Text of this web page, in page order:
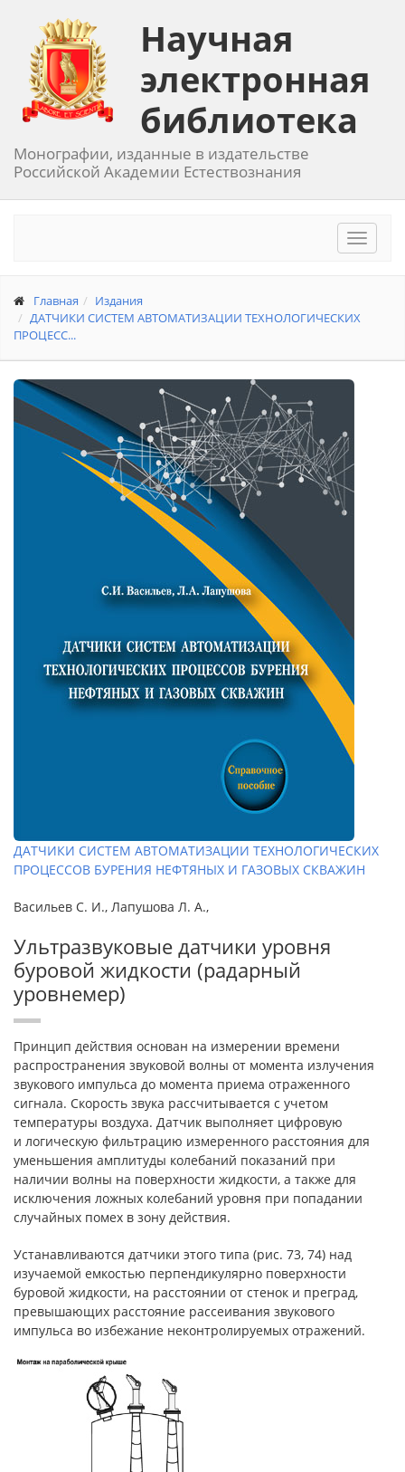
Научная
электронная
библиотека
Монографии, изданные в издательстве
Российской Академии Естествознания
Toggle
Главная
Издания
ДАТЧИКИ СИСТЕМ АВТОМАТИЗАЦИИ ТЕХНОЛОГИЧЕСКИХ
ПРОЦЕСС...
ДАТЧИКИ СИСТЕМ АВТОМАТИЗАЦИИ ТЕХНОЛОГИЧЕСКИХ
ПРОЦЕССОВ БУРЕНИЯ НЕФТЯНЫХ И ГАЗОВЫХ СКВАЖИН
Васильев С. И., Лапушова Л. А.,
Ультразвуковые датчики уровня
буровой жидкости (радарный
уровнемер)
Принцип действия основан на измерении времени
распространения звуковой волны от момента излучения
звукового импульса до момента приема отраженного
сигнала. Скорость звука рассчитывается с учетом
температуры воздуха. Датчик выполняет цифровую
и логическую фильтрацию измеренного расстояния для
уменьшения амплитуды колебаний показаний при
наличии волны на поверхности жидкости, а также для
исключения ложных колебаний уровня при попадании
случайных помех в зону действия.
Устанавливаются датчики этого типа (рис. 73, 74) над
изучаемой емкостью перпендикулярно поверхности
буровой жидкости, на расстоянии от стенок и преград,
превышающих расстояние рассеивания звукового
импульса во избежание неконтролируемых отражений.